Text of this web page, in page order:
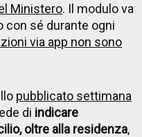
Ministero. Il modulo va
con sé durante ogni
via app non sono
pubblicato settimana
di indicare
oltre alla residenza,